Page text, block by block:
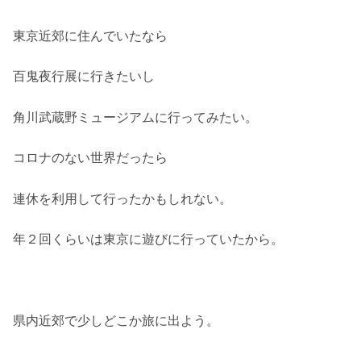
東京近郊に住んでいたなら
百鬼夜行展に行きたいし
角川武蔵野ミュージアムに行ってみたい。
コロナのない世界だったら
連休を利用して行ったかもしれない。
年２回くらいは東京に遊びに行っていたから。
県内近郊で少しどこか旅に出よう。